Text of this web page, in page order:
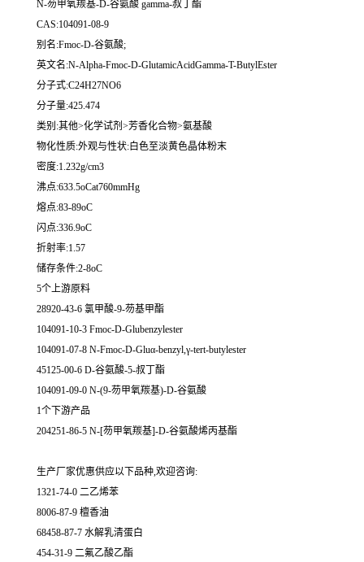
N-芴甲氧羰基-D-谷氨酸 gamma-叔丁酯
CAS:104091-08-9
别名:Fmoc-D-谷氨酸;
英文名:N-Alpha-Fmoc-D-GlutamicAcidGamma-T-ButylEster
分子式:C24H27NO6
分子量:425.474
类别:其他>化学试剂>芳香化合物>氨基酸
物化性质:外观与性状:白色至淡黄色晶体粉末
密度:1.232g/cm3
沸点:633.5oCat760mmHg
熔点:83-89oC
闪点:336.9oC
折射率:1.57
储存条件:2-8oC
5个上游原料
28920-43-6 氯甲酸-9-芴基甲酯
104091-10-3 Fmoc-D-Glubenzylester
104091-07-8 N-Fmoc-D-Gluα-benzyl,γ-tert-butylester
45125-00-6 D-谷氨酸-5-叔丁酯
104091-09-0 N-(9-芴甲氧羰基)-D-谷氨酸
1个下游产品
204251-86-5 N-[芴甲氧羰基]-D-谷氨酸烯丙基酯
生产厂家优惠供应以下品种,欢迎咨询:
1321-74-0 二乙烯苯
8006-87-9 檀香油
68458-87-7 水解乳清蛋白
454-31-9 二氟乙酸乙酯